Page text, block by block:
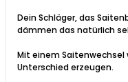
Dein Schläger, das
dämmen das natürlich
Mit einem Saitenwechsel
Unterschied erzeugen.